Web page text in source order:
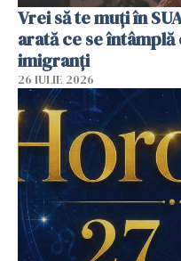
Vrei să te muți în
arată ce se
imigranți
26 IULIE 2026